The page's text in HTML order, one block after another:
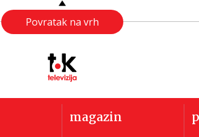
Povratak na vrh
magazin